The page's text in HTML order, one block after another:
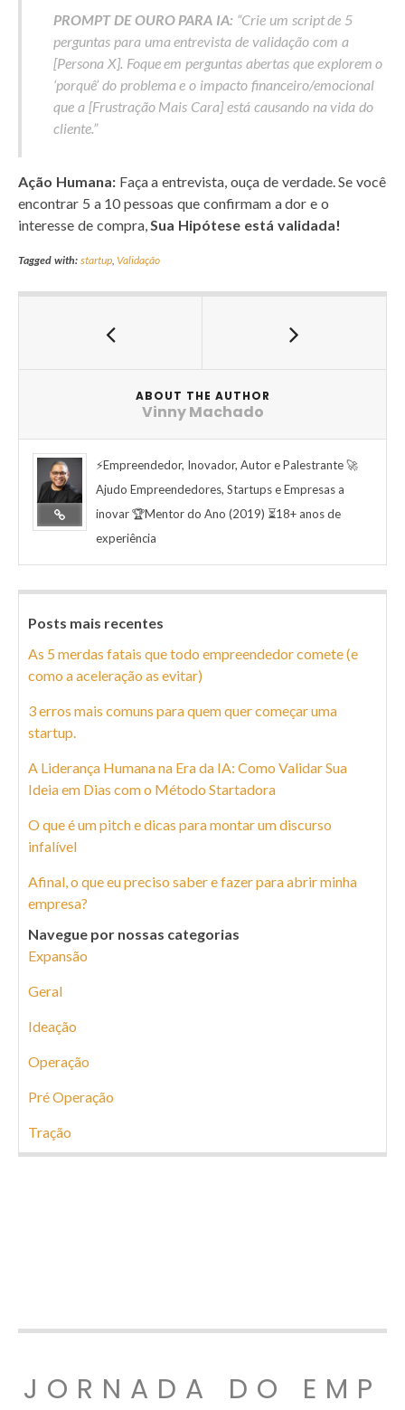
PROMPT DE OURO PARA IA: “Crie um script de 5
perguntas para uma entrevista de validação com a
[Persona X]. Foque em perguntas abertas que explorem o
‘porquê’ do problema e o impacto financeiro/emocional
que a [Frustração Mais Cara] está causando na vida do
cliente.”
Ação Humana:Faça a entrevista, ouça de verdade. Se você
encontrar 5 a 10 pessoas que confirmam a dor e o
interesse de compra, Sua Hipótese está validada!
Tagged with: startup,Validação
ABOUT THE AUTHOR
Vinny Machado
⚡Empreendedor, Inovador, Autor e Palestrante 🚀
Ajudo Empreendedores, Startups e Empresas a
inovar 🏆Mentor do Ano (2019) ⏳18+ anos de
experiência
Posts mais recentes
As 5 merdas fatais que todo empreendedor comete (e
como a aceleração as evitar)
3 erros mais comuns para quem quer começar uma
startup.
A Liderança Humana na Era da IA: Como Validar Sua
Ideia em Dias com o Método Startadora
O que é um pitch e dicas para montar um discurso
infalível
Afinal, o que eu preciso saber e fazer para abrir minha
empresa?
Navegue por nossas categorias
Expansão
Geral
Ideação
Operação
Pré Operação
Tração
JORNADA DO EMP